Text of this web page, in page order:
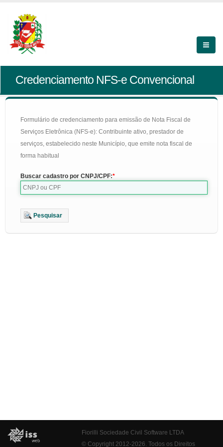
Credenciamento NFS-e Convencional
Formulário de credenciamento para emissão de Nota Fiscal de
Serviços Eletrônica (NFS-e): Contribuinte ativo, prestador de
serviços, estabelecido neste Município, que emite nota fiscal de
forma habitual
Buscar cadastro por CNPJ/CPF:
Pesquisar
Fiorilli Sociedade Civil Software LTDA
© Copyright 2012-2026. Todos os Direitos